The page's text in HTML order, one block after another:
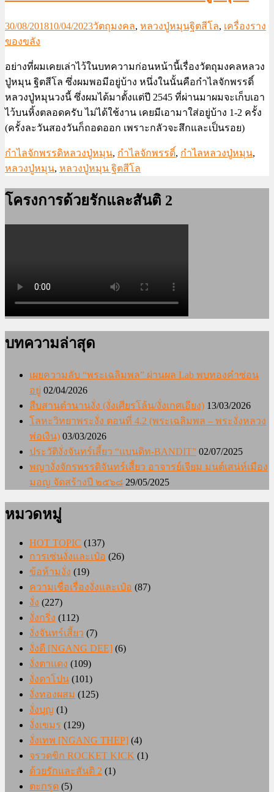
30/08/201810/04/2023วัตถุมงคล, หลวงปู่หมุนฐิตสีโล, เครื่องราง
ของขลัง
อย่างที่ผมเคยเล่าไว้ในบทความก่อนหน้านี้เรื่องวัตถุมงคลหลวง
ปู่หมุน ฐิตสีโล ซึ่งผมพอมีอยู่บ้าง หนึ่งในนั้นคือกำไลจักพรรดิ์
หลวงปู่หมุนวงนี้ ซึ่งผมได้มาตั้งแต่ปี 2545 ที่ผ่านมาผมจะเก็บเอา
ไว้บนหิ้งตลอดครับ ไม่ได้ใช้งาน เคยมีเอามาใส่อยู่บ้าง 1-2 ครั้ง
(ครั้งละวันสองวันก็ถอดออก เพราะกลัวจะสึกและเป็นรอย)
กำไลจักพรรดิหลวงปู่หมุน, กำไลจักพรรดิ์, กำไลหลวงปู่หมุน,
หลวงปู่หมุน, หลวงปู่หมุน ฐิตสีโล
โครงการด้วยรักและสันติ 2
บทความล่าสุด
เผยความลับ “พระเฉลิมพล” ผ่านผล Lab พบทองคำซ่อน
อยู่ 02/04/2026
สืบสานตำนานงั่ง (งั่งเศียรโล้น/งั่งเกศเอียง) 13/03/2026
โลหะวิทยาพระงั่ง ตอนที่ 4.2 (พระเฉลิมพล – พระงั่งหลวง
พ่อเงิน) 03/03/2026
ประวัติงั่งจันทร์เสี้ยว “แบนดิท-BANDIT” 02/07/2025
พญางั่งจักรพรรดิจันทร์เสี้ยว อาจารย์เจียม มนต์เสน่ห์เมือง
มอญ จัดสร้างปี ๒๕๖๘ 29/05/2025
หมวดหมู่
HOT TOPIC (137)
การเซ่นงั่งและเป๋อ (26)
ข้อห้ามงั่ง (19)
ความเชื่อเรื่องงั่งและเป๋อ (87)
งั่ง (227)
งั่งกริ่ง (112)
งั่งจันทร์เสี้ยว (7)
งั่งดี [NGANG DEE] (6)
งั่งตาแดง (109)
งั่งตาโปน (101)
งั่งทองผสม (125)
งั่งบุญ (1)
งั่งเขมร (129)
งั่งเทพ [NGANG THEP] (4)
จรวดขิก ROCKET KICK (1)
ด้วยรักและสันติ 2 (1)
ตะกรุด (5)